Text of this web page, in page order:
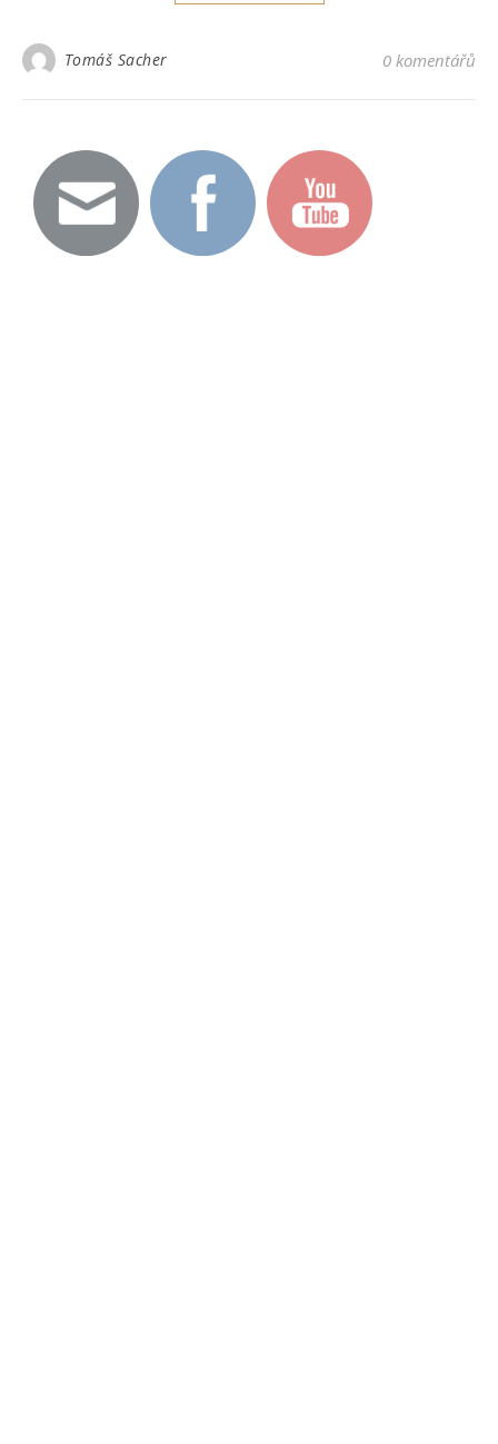
Tomáš Sacher 0 komentářů